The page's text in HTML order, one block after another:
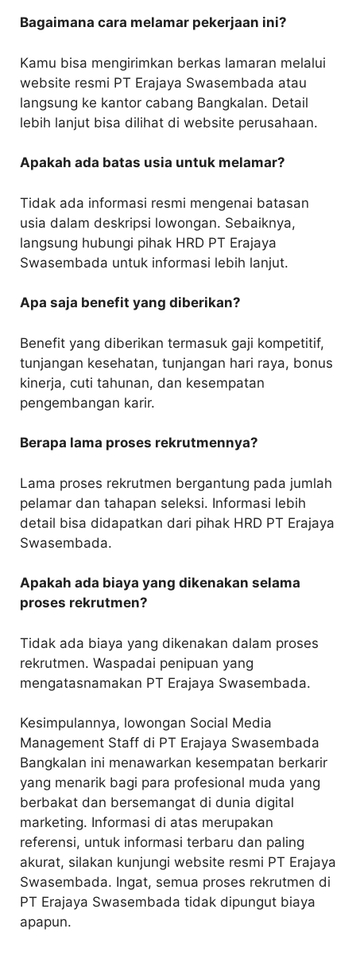
Bagaimana cara melamar pekerjaan ini?
Kamu bisa mengirimkan berkas lamaran melalui
website resmi PT Erajaya Swasembada atau
langsung ke kantor cabang Bangkalan. Detail
lebih lanjut bisa dilihat di website perusahaan.
Apakah ada batas usia untuk melamar?
Tidak ada informasi resmi mengenai batasan
usia dalam deskripsi lowongan. Sebaiknya,
langsung hubungi pihak HRD PT Erajaya
Swasembada untuk informasi lebih lanjut.
Apa saja benefit yang diberikan?
Benefit yang diberikan termasuk gaji kompetitif,
tunjangan kesehatan, tunjangan hari raya, bonus
kinerja, cuti tahunan, dan kesempatan
pengembangan karir.
Berapa lama proses rekrutmennya?
Lama proses rekrutmen bergantung pada jumlah
pelamar dan tahapan seleksi. Informasi lebih
detail bisa didapatkan dari pihak HRD PT Erajaya
Swasembada.
Apakah ada biaya yang dikenakan selama
proses rekrutmen?
Tidak ada biaya yang dikenakan dalam proses
rekrutmen. Waspadai penipuan yang
mengatasnamakan PT Erajaya Swasembada.
Kesimpulannya, lowongan Social Media
Management Staff di PT Erajaya Swasembada
Bangkalan ini menawarkan kesempatan berkarir
yang menarik bagi para profesional muda yang
berbakat dan bersemangat di dunia digital
marketing. Informasi di atas merupakan
referensi, untuk informasi terbaru dan paling
akurat, silakan kunjungi website resmi PT Erajaya
Swasembada. Ingat, semua proses rekrutmen di
PT Erajaya Swasembada tidak dipungut biaya
apapun.